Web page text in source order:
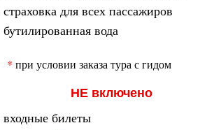
страховка для всех пассажиров
бутилированная вода
* при условии заказа тура с гидом
НЕ включено
входные билеты